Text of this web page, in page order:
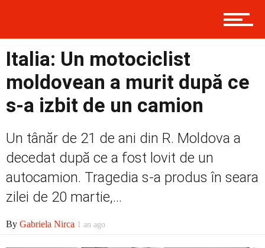
Prima
Social
Italia: Un motociclist
moldovean a murit după ce
s-a izbit de un camion
Un tânăr de 21 de ani din R. Moldova a
decedat după ce a fost lovit de un
autocamion. Tragedia s-a produs în seara
zilei de 20 martie,...
By Gabriela Nirca 1 an ago